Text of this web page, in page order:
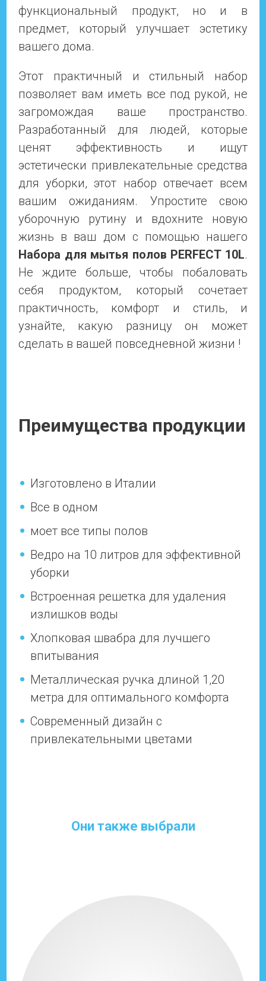
функциональный продукт, но и в
предмет, который улучшает эстетику
вашего дома.
Этот практичный и стильный набор
позволяет вам иметь все под рукой, не
загромождая ваше пространство.
Разработанный для людей, которые
ценят эффективность и ищут
эстетически привлекательные средства
для уборки, этот набор отвечает всем
вашим ожиданиям. Упростите свою
уборочную рутину и вдохните новую
жизнь в ваш дом с помощью нашего
Набора для мытья полов PERFECT 10L.
Не ждите больше, чтобы побаловать
себя продуктом, который сочетает
практичность, комфорт и стиль, и
узнайте, какую разницу он может
сделать в вашей повседневной жизни !
Преимущества продукции
Изготовлено в Италии
Все в одном
моет все типы полов
Ведро на 10 литров для эффективной
уборки
Встроенная решетка для удаления
излишков воды
Хлопковая швабра для лучшего
впитывания
Металлическая ручка длиной 1,20
метра для оптимального комфорта
Современный дизайн с
привлекательными цветами
Они также выбрали